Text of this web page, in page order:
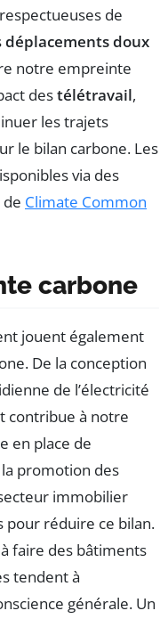
de
déplacements doux
notre empreinte
destélétravail,
les trajets
le bilan carbone. Les
via des
Climate Common
carbone
jouent également
De la conception
de l’électricité
contribue à notre
en place de
promotion des
immobilier
pour réduire ce bilan.
faire des bâtiments
tendent à
générale. Un